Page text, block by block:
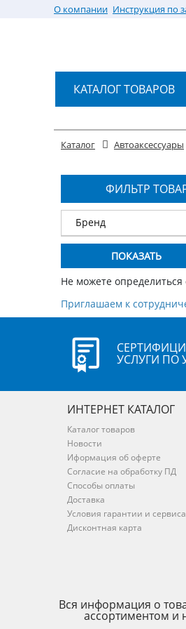
О компании Инструкция по
КАТАЛОГ ТОВАРОВ
Каталог Автоаксессуары
ФИЛЬТР
Бренд
Не можете
Приглашаем к
УСЛУГИ ПО
ИНТЕРНЕТ КАТАЛОГ
Каталог товаров
Новости
Иформация об оферте
Согласие на обработку ПД
Способы оплаты
Доставка
Условия гарантии и сервиса
Дисконтная карта
Вся информация о
ассортиментом и